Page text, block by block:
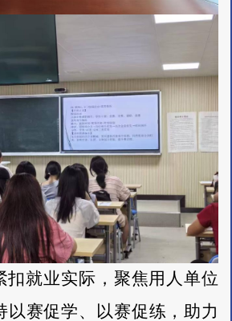
扣就业实际，聚焦用人单位
以赛促学、以赛促练，助力